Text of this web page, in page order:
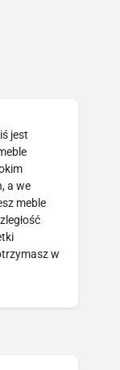
jest
a we
meble
w